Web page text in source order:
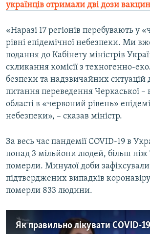
українців отримали дві дози
«Наразі 17 регіонів перебувають у
рівні епідемічної небезпеки. Ми
подання до Кабінету міністрів
скликання комісії з техногенно-
безпеки та надзвичайних ситуацій
питання переведення Черкаської –
області в «червоний рівень»
небезпеки», – сказав міністр.
За весь час пандемії COVID-19 в
понад 3 мільйони людей, більш ніж
померли. Минулої доби
підтверджених випадків
померли 833 людини.